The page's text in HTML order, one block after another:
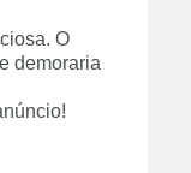
O
demoraria